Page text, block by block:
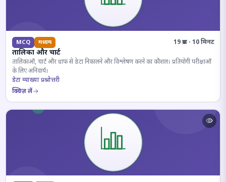
MCQ मध्यम 19 प्रश्न · 10 मिनट
तालिका और चार्ट
तालिकाओं, चार्ट और ग्राफ से डेटा निकालने और विश्लेषण करने का कौशल। प्रतियोगी परीक्षाओं
के लिए अनिवार्य।
डेटा व्याख्या प्रश्नोत्तरी
क्विज़ लें